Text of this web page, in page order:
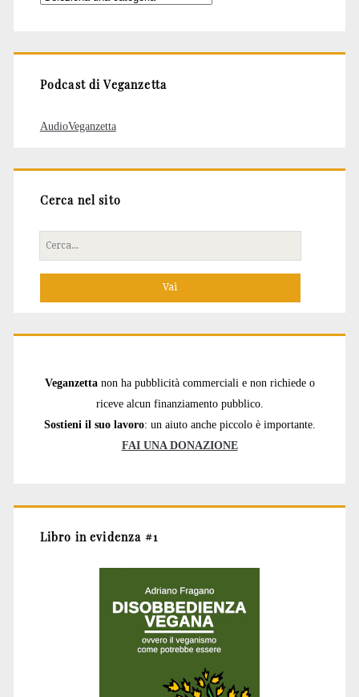
Podcast di Veganzetta
AudioVeganzetta
Cerca nel sito
Cerca
per:
Veganzetta non ha pubblicità commerciali e non richiede o
riceve alcun finanziamento pubblico.
Sostieni il suo lavoro: un aiuto anche piccolo è importante.
FAI UNA DONAZIONE
Libro in evidenza #1